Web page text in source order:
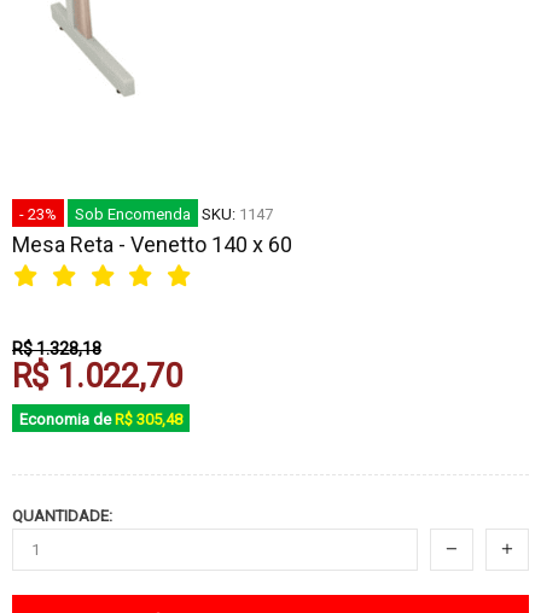
- 23% Sob Encomenda SKU: 1147
Mesa Reta - Venetto 140 x 60
R$ 1.328,18
R$ 1.022,70
Economia de R$ 305,48
QUANTIDADE: